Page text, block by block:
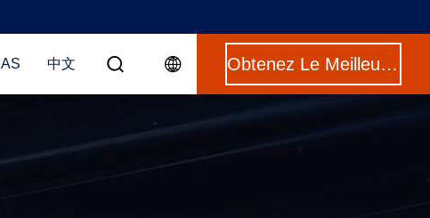
中文 Obtenez Le Meilleur Prix